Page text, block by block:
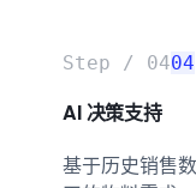
Step / 0404
AI 决策支持
基于历史销售